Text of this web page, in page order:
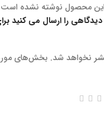
محصول نوشته نشده
دیدگاهی را ارسال می کنید
نخواهد شد. بخش‌های